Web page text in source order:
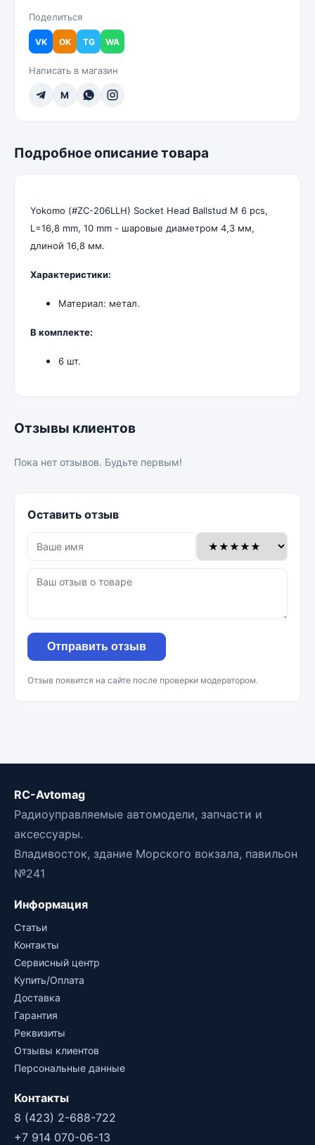
Поделиться
VK OK TG WA
Написать в магазин
M
Подробное описание товара
Yokomo (#ZC-206LLH) Socket Head Ballstud M 6 pcs,
L=16,8 mm, 10 mm - шаровые диаметром 4,3 мм,
длиной 16,8 мм.
Характеристики:
Материал: метал.
В комплекте:
6 шт.
Отзывы клиентов
Пока нет отзывов. Будьте первым!
Оставить отзыв
Отправить отзыв
Отзыв появится на сайте после проверки модератором.
RC-Avtomag
Радиоуправляемые автомодели, запчасти и
аксессуары.
Владивосток, здание Морского вокзала, павильон
№241
Информация
Статьи
Контакты
Сервисный центр
Купить/Оплата
Доставка
Гарантия
Реквизиты
Отзывы клиентов
Персональные данные
Контакты
8 (423) 2-688-722
+7 914 070-06-13